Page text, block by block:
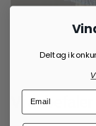
Vi anbefaler
Deltag i